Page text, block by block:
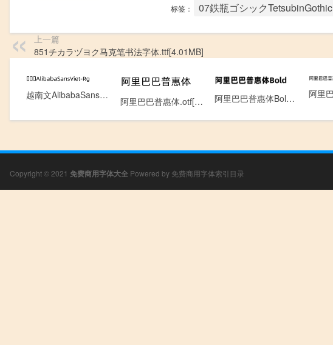
标签： 07鉄瓶ゴシックTetsubinGothic
上一篇
851チカラヅヨク马克笔书法字体.ttf[4.01MB]
越南文AlibabaSansViet-Rg.otf[0.13MB]
阿里巴巴普惠体.otf[6.60MB] 阿里巴巴普惠体Bold.otf[6.22MB]
Copyright © 2021 免费商用字体大全 Powered by 免费商用字体索引目录